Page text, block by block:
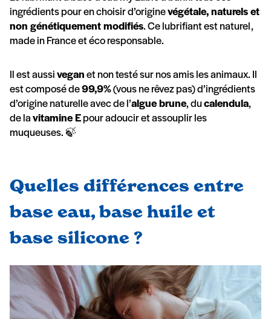
ingrédients pour en choisir d’originevégétale, naturels et
non génétiquement modifiés. Ce lubrifiant est naturel,
made in France et éco responsable.
Il est aussiveganet non testé sur nos amis les animaux. Il
est composé de99,9%(vous ne rêvez pas) d’ingrédients
d’origine naturelle avec de l’algue brune, ducalendula,
de lavitamine Epour adoucir et assouplir les
muqueuses. 🍃
Quelles différences entre
base eau, base huile et
base silicone ?